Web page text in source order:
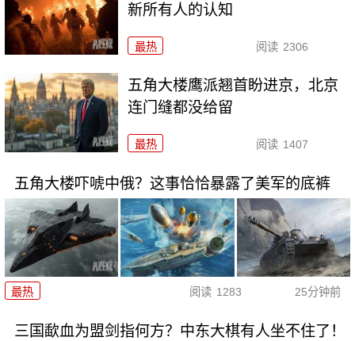
新所有人的认知
最热 阅读 2306
五角大楼鹰派翘首盼进京，北京
连门缝都没给留
最热 阅读 1407
五角大楼吓唬中俄？这事恰恰暴露了美军的底裤
最热 阅读 1283 25分钟前
三国歃血为盟剑指何方？中东大棋有人坐不住了！